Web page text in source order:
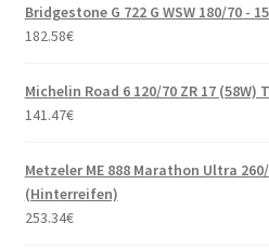
Bridgestone G 722 G WSW 180/70 -
182.58€
Michelin Road 6 120/70 ZR 17 (58W)
141.47€
Metzeler ME 888 Marathon Ultra 260/
(Hinterreifen)
253.34€